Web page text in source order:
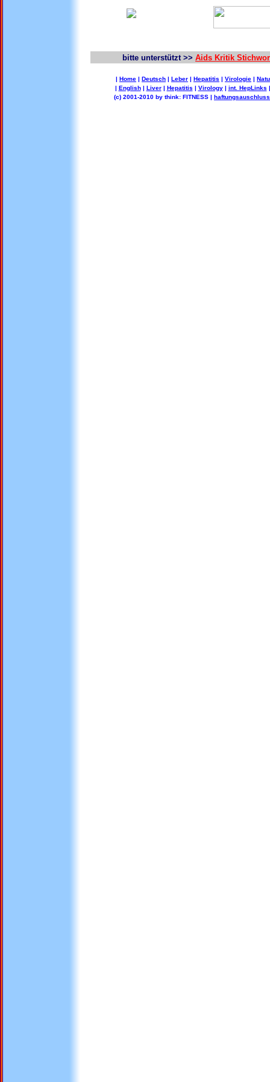
bitte unterstützt >> Aids Kritik
| Home | Deutsch | Leber | Hepatitis | Virologie |
| English| Liver| Hepatitis | Virology| int. HepLinks
(c) 2001-2010 by think: FITNESS |